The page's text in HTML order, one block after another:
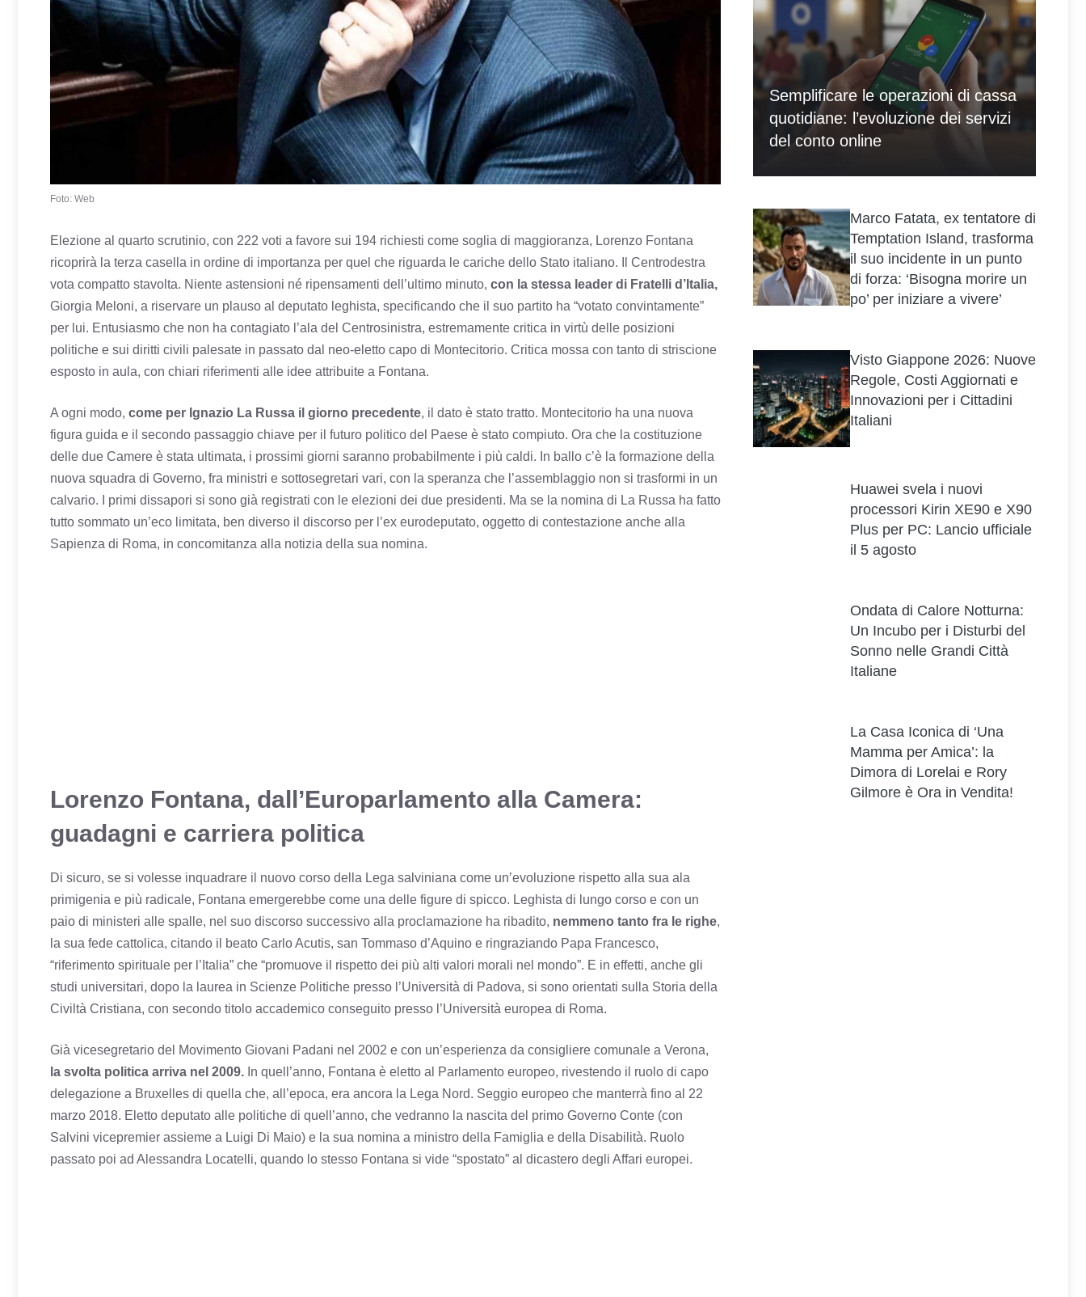
Foto: Web
Elezione al quarto scrutinio, con 222 voti a favore sui 194 richiesti come soglia di maggioranza, Lorenzo Fontana
ricoprirà la terza casella in ordine di importanza per quel che riguarda le cariche dello Stato italiano. Il Centrodestra
vota compatto stavolta. Niente astensioni né ripensamenti dell’ultimo minuto, con la stessa leader di Fratelli d’Italia,
Giorgia Meloni, a riservare un plauso al deputato leghista, specificando che il suo partito ha “votato convintamente”
per lui. Entusiasmo che non ha contagiato l’ala del Centrosinistra, estremamente critica in virtù delle posizioni
politiche e sui diritti civili palesate in passato dal neo-eletto capo di Montecitorio. Critica mossa con tanto di striscione
esposto in aula, con chiari riferimenti alle idee attribuite a Fontana.
A ogni modo, come per Ignazio La Russa il giorno precedente, il dato è stato tratto. Montecitorio ha una nuova
figura guida e il secondo passaggio chiave per il futuro politico del Paese è stato compiuto. Ora che la costituzione
delle due Camere è stata ultimata, i prossimi giorni saranno probabilmente i più caldi. In ballo c’è la formazione della
nuova squadra di Governo, fra ministri e sottosegretari vari, con la speranza che l’assemblaggio non si trasformi in un
calvario. I primi dissapori si sono già registrati con le elezioni dei due presidenti. Ma se la nomina di La Russa ha fatto
tutto sommato un’eco limitata, ben diverso il discorso per l’ex eurodeputato, oggetto di contestazione anche alla
Sapienza di Roma, in concomitanza alla notizia della sua nomina.
Lorenzo Fontana, dall’Europarlamento alla Camera:
guadagni e carriera politica
Di sicuro, se si volesse inquadrare il nuovo corso della Lega salviniana come un’evoluzione rispetto alla sua ala
primigenia e più radicale, Fontana emergerebbe come una delle figure di spicco. Leghista di lungo corso e con un
paio di ministeri alle spalle, nel suo discorso successivo alla proclamazione ha ribadito, nemmeno tanto fra le righe,
la sua fede cattolica, citando il beato Carlo Acutis, san Tommaso d’Aquino e ringraziando Papa Francesco,
“riferimento spirituale per l’Italia” che “promuove il rispetto dei più alti valori morali nel mondo”. E in effetti, anche gli
studi universitari, dopo la laurea in Scienze Politiche presso l’Università di Padova, si sono orientati sulla Storia della
Civiltà Cristiana, con secondo titolo accademico conseguito presso l’Università europea di Roma.
Già vicesegretario del Movimento Giovani Padani nel 2002 e con un’esperienza da consigliere comunale a Verona,
la svolta politica arriva nel 2009. In quell’anno, Fontana è eletto al Parlamento europeo, rivestendo il ruolo di capo
delegazione a Bruxelles di quella che, all’epoca, era ancora la Lega Nord. Seggio europeo che manterrà fino al 22
marzo 2018. Eletto deputato alle politiche di quell’anno, che vedranno la nascita del primo Governo Conte (con
Salvini vicepremier assieme a Luigi Di Maio) e la sua nomina a ministro della Famiglia e della Disabilità. Ruolo
passato poi ad Alessandra Locatelli, quando lo stesso Fontana si vide “spostato” al dicastero degli Affari europei.
Semplificare le operazioni di cassa
quotidiane: l’evoluzione dei servizi
del conto online
Marco Fatata, ex tentatore di
Temptation Island, trasforma
il suo incidente in un punto
di forza: ‘Bisogna morire un
po’ per iniziare a vivere’
Visto Giappone 2026: Nuove
Regole, Costi Aggiornati e
Innovazioni per i Cittadini
Italiani
Huawei svela i nuovi
processori Kirin XE90 e X90
Plus per PC: Lancio ufficiale
il 5 agosto
Ondata di Calore Notturna:
Un Incubo per i Disturbi del
Sonno nelle Grandi Città
Italiane
La Casa Iconica di ‘Una
Mamma per Amica’: la
Dimora di Lorelai e Rory
Gilmore è Ora in Vendita!